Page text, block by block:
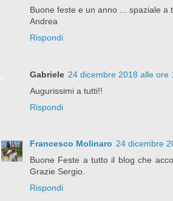
Buone feste e un anno ... spaziale a
Andrea
Rispondi
Gabriele 24 dicembre 2018 alle ore
Augurissimi a tutti!!
Rispondi
Francesco Molinaro 24 dicembre
Buone Feste a tutto il blog che
Grazie Sergio.
Rispondi